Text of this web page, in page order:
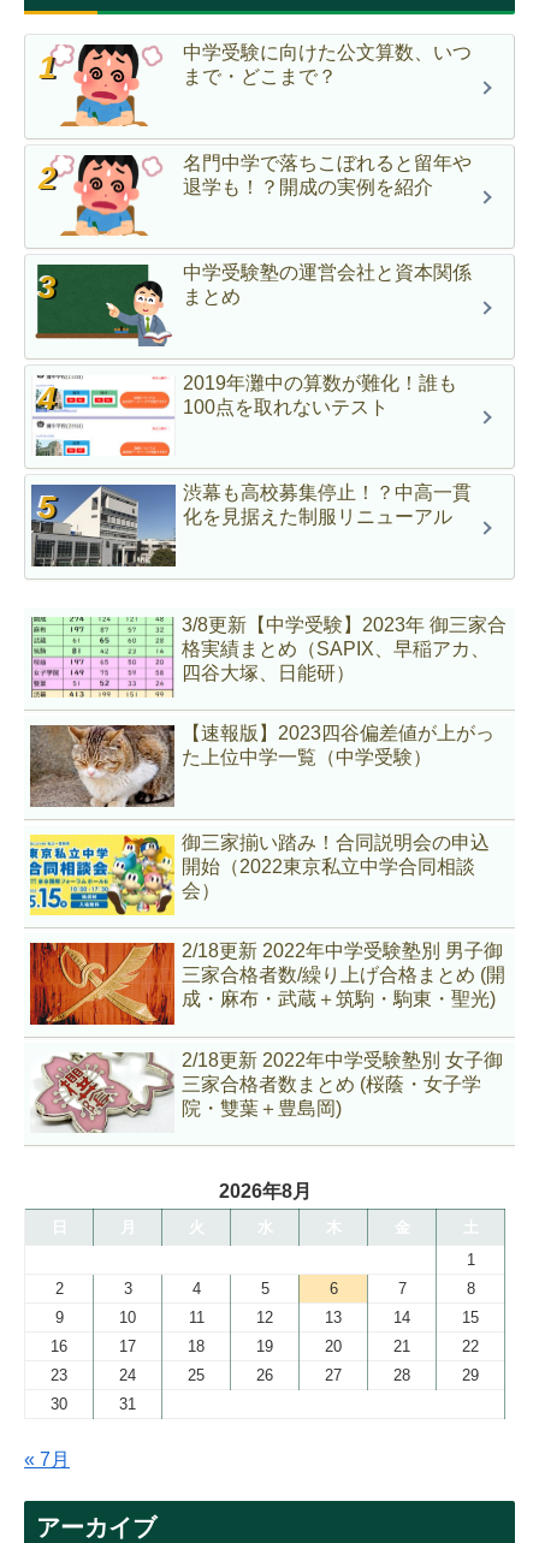
中学受験に向けた公文算数、いつ
まで・どこまで？
名門中学で落ちこぼれると留年や
退学も！？開成の実例を紹介
中学受験塾の運営会社と資本関係
まとめ
2019年灘中の算数が難化！誰も
100点を取れないテスト
渋幕も高校募集停止！？中高一貫
化を見据えた制服リニューアル
3/8更新【中学受験】2023年 御三家合
格実績まとめ（SAPIX、早稲アカ、
四谷大塚、日能研）
【速報版】2023四谷偏差値が上がっ
た上位中学一覧（中学受験）
御三家揃い踏み！合同説明会の申込
開始（2022東京私立中学合同相談
会）
2/18更新 2022年中学受験塾別 男子御
三家合格者数/繰り上げ合格まとめ (開
成・麻布・武蔵＋筑駒・駒東・聖光)
2/18更新 2022年中学受験塾別 女子御
三家合格者数まとめ (桜蔭・女子学
院・雙葉＋豊島岡)
2026年8月
日 月 火 水 木 金
土
1
2
3 4 5 6 7
8
9
10 11 12 13 14
15
16
17 18 19 20 21
22
23
24 25 26 27 28
29
30
31
« 7月
アーカイブ